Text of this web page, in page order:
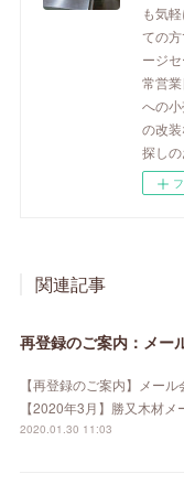
も気
ての
ージ
常営
への
の改
探しの
関連記事
【再登録のご案内】メー
【2020年3月】勝又木材
2020.01.30 11:03